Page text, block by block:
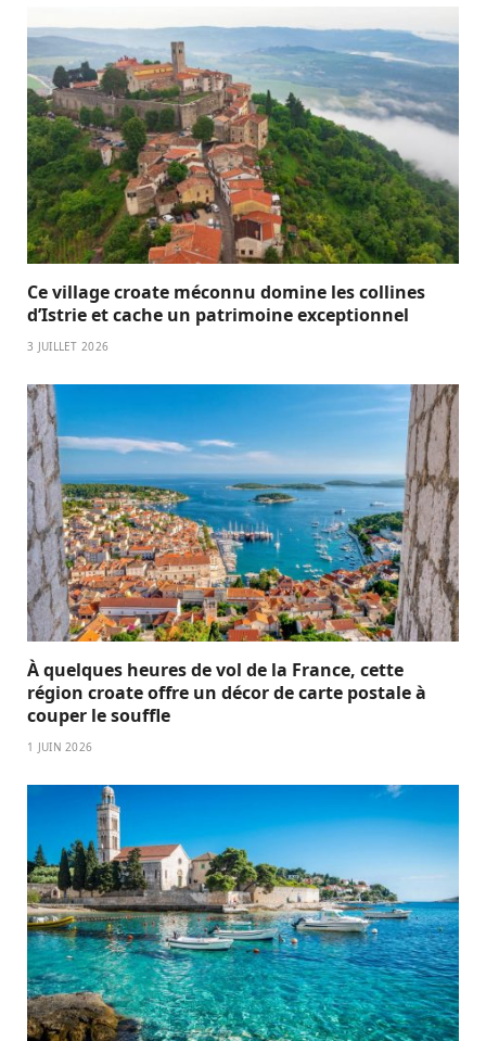
Ce village croate méconnu domine les collines
d’Istrie et cache un patrimoine exceptionnel
3 JUILLET 2026
À quelques heures de vol de la France, cette
région croate offre un décor de carte postale à
couper le souffle
1 JUIN 2026